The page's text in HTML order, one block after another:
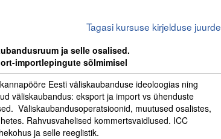
Tagasi kursuse kirjelduse juurde
ja selle osalised.
importlepingute sõlmimisel
Eesti väliskaubanduse ideoloogias ning
väliskaubandus: eksport ja import vs ühenduste
Väliskaubandus­operatsioonid, muutused osalistes,
Rahvusvahelised kommertsvaidlused. ICC
ja selle reeglistik.